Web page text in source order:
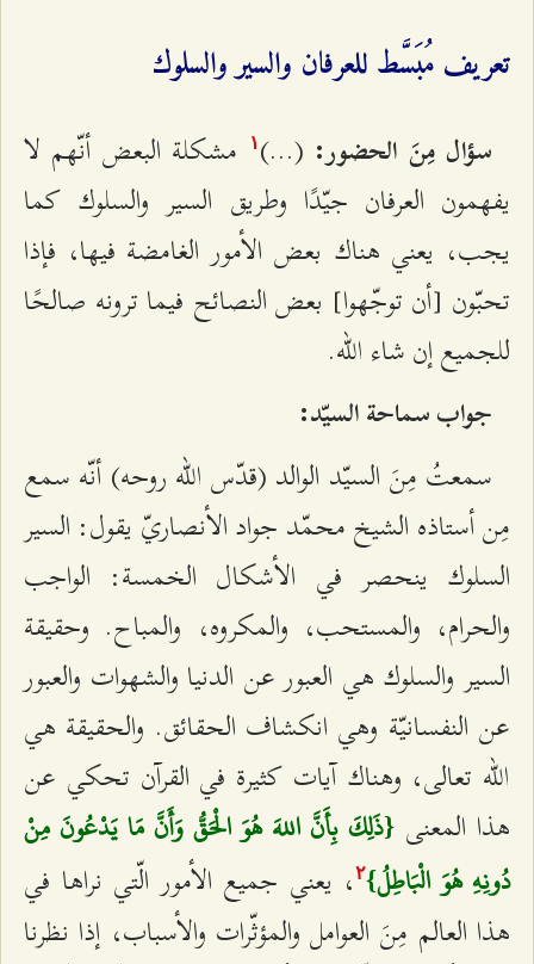
تعريف مُبَسَّط للعرفان والسير والسلوك
سؤال مِنَ الحضور: (...) ۱
مشكلة البعض أنّهم لا
يفهمون العرفان جيّدًا وطريق السير والسلوك كما
يجب، يعني هناك بعض الأمور الغامضة فيها، فإذا
تحبّون [أن توجّهوا] بعض النصائح فيما ترونه صالحًا
للجميع إن شاء الله.
جواب سماحة السيّد:
سمعتُ مِنَ السيّد الوالد (قدّس الله روحه) أنّه سمع
مِن أستاذه الشيخ محمّد جواد الأنصاريّ يقول: السير
السلوك ينحصر في الأشكال الخمسة: الواجب
والحرام، والمستحب، والمكروه، والمباح. وحقيقة
السير والسلوك هي العبور عن الدنيا والشهوات والعبور
عن النفسانيّة وهي انكشاف الحقائق. والحقيقة هي
الله تعالى، وهناك آيات كثيرة في القرآن تحكي عن
هذا المعنى {ذَلِكَ بِأَنَّ اللهَ هُوَ الْحَقُّ وَأَنَّ مَا يَدْعُونَ مِنْ
دُونِهِ هُوَ الْبَاطِلُ}٢، يعني جميع الأمور الّتي نراها في
هذا العالم مِنَ العوامل والمؤثّرات والأسباب، إذا نظرنا